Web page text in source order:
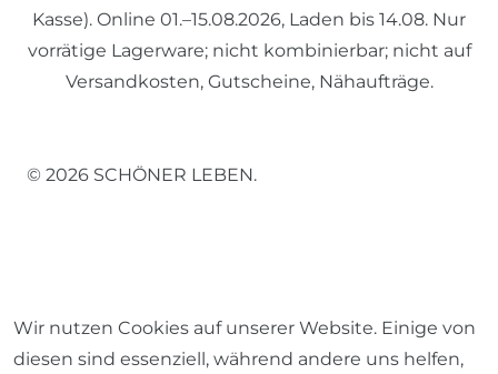
Kasse). Online 01.–15.08.2026, Laden bis 14.08. Nur
vorrätige Lagerware; nicht kombinierbar; nicht auf
Versandkosten, Gutscheine, Nähaufträge.
© 2026 SCHÖNER LEBEN.
Impressum Daten­schutz­erklärung AGB
Wir nutzen Cookies auf unserer Website. Einige von
diesen sind essenziell, während andere uns helfen,